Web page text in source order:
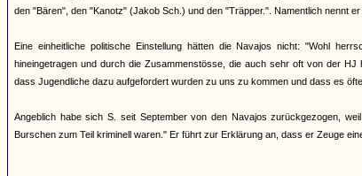
den "Bären", den "Kanotz" (Jakob Sch.) und den "Träpper.". Namentlich nennt
Eine einheitliche politische Einstellung hätten die Navajos nicht: "Wohl
hineingetragen und durch die Zusammenstösse, die auch sehr oft von der
dass Jugendliche dazu aufgefordert wurden zu uns zu kommen und dass es
Angeblich habe sich S. seit September von den Navajos zurückgezogen,
Burschen zum Teil kriminell waren." Er führt zur Erklärung an, dass er Zeuge